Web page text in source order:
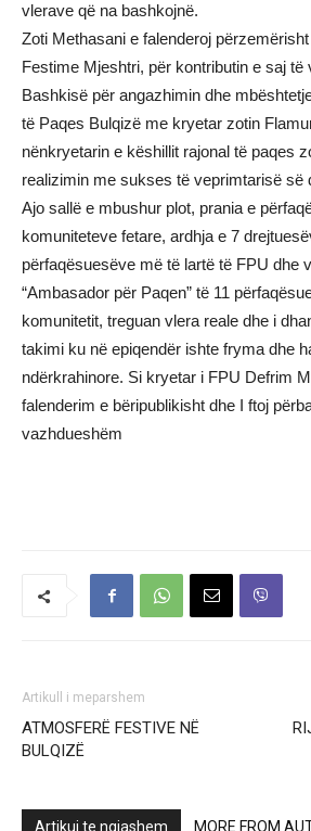
vlerave që na bashkojnë.
Zoti Methasani e falenderoj
Festime Mjeshtri, për kontributin e saj të
Bashkisë për angazhimin dhe
të Paqes Bulqizë me kryetar zotin
nënkryetarin e këshillit rajonal të paqes
realizimin me sukses të veprimtarisë së
Ajo sallë e mbushur plot, prania e
komuniteteve fetare, ardhja e 7
përfaqësuesëve më të lartë të FPU dhe
“Ambasador për Paqen” të 11
komunitetit, treguan vlera reale dhe i
takimi ku në epiqendër ishte fryma dhe
ndërkrahinore. Si kryetar i FPU Defrim
falenderim e bëripublikisht dhe I ftoj
vazhdueshëm
Artikull i meparshem
ATMOSFERË FESTIVE NË
BULQIZË
Artikuj te ngjashem MORE FROM